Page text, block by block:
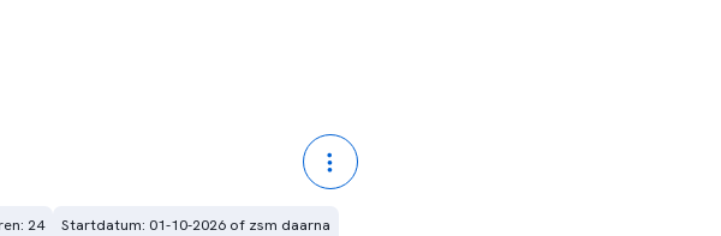
24
Startdatum: 01-10-2026 of zsm daarna